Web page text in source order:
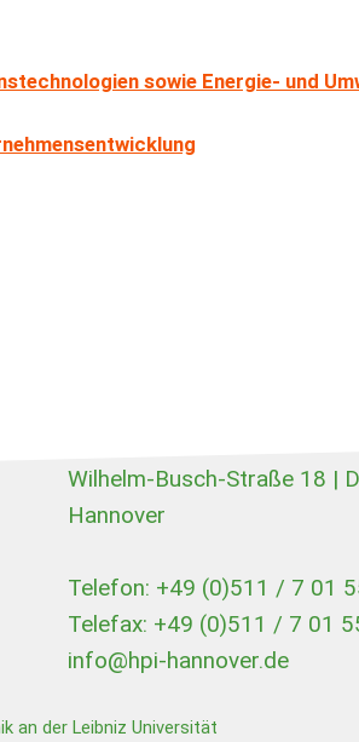
sowie Energie- und
Wilhelm-Busch-Straße 18 |
Hannover
Telefon: +49 (0)511 / 7 01
Telefax: +49 (0)511 / 7 01
info@hpi-hannover.de
an der Leibniz Universität